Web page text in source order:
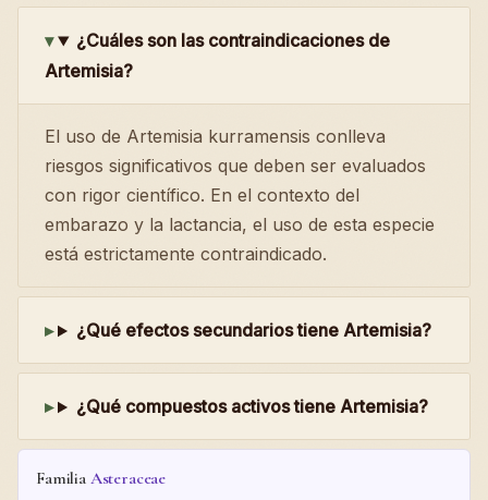
¿Cuáles son las contraindicaciones de
Artemisia?
El uso de Artemisia kurramensis conlleva
riesgos significativos que deben ser evaluados
con rigor científico. En el contexto del
embarazo y la lactancia, el uso de esta especie
está estrictamente contraindicado.
¿Qué efectos secundarios tiene Artemisia?
¿Qué compuestos activos tiene Artemisia?
Familia Asteraceae